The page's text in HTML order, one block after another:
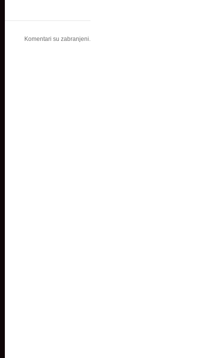
Komentari su zabranjeni.